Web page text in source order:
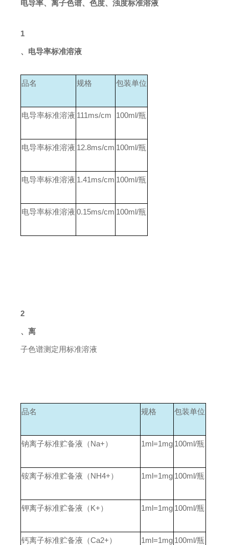
电导率、离子色谱、色度、浊度标准溶液
1
、电导率标准溶液
品名 规格 包装单位
电导率标准溶液 111ms/cm 100ml/瓶
电导率标准溶液 12.8ms/cm 100ml/瓶
电导率标准溶液 1.41ms/cm 100ml/瓶
电导率标准溶液 0.15ms/cm 100ml/瓶
2
、离
子色谱测定用标准溶液
品名 规格 包装单位
钠离子标准贮备液（Na+） 1ml=1mg 100ml/瓶
铵离子标准贮备液（NH4+） 1ml=1mg 100ml/瓶
钾离子标准贮备液（K+） 1ml=1mg 100ml/瓶
钙离子标准贮备液（Ca2+） 1ml=1mg 100ml/瓶